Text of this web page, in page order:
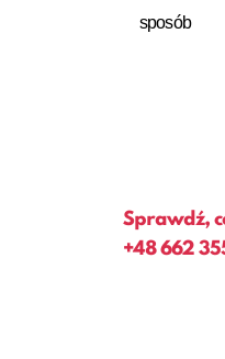
sposób
Sprawdź,
+48662